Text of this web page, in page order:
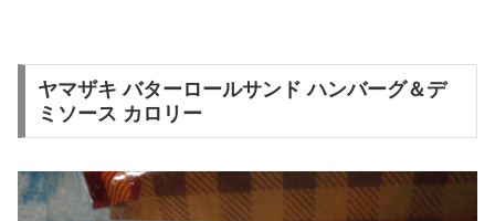
ヤマザキ バターロールサンド ハンバーグ＆デ
ミソース カロリー